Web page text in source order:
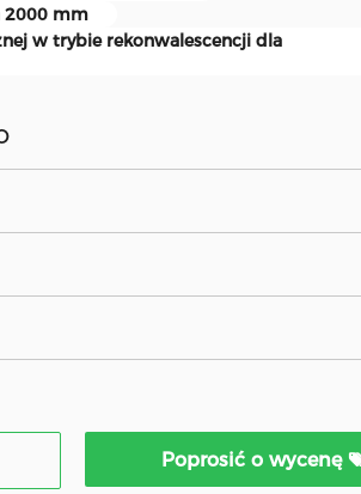
2000 mm
w trybie rekonwalescencji dla
Poprosić o wycenę